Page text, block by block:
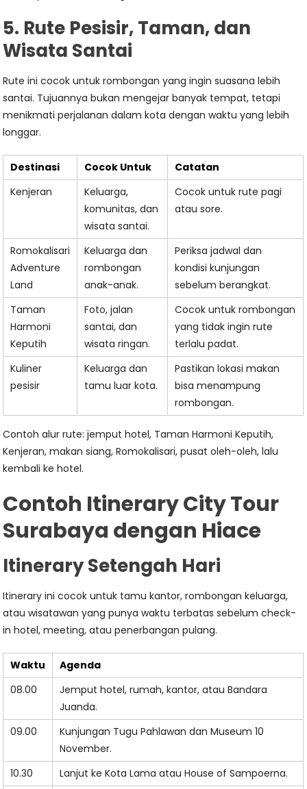
5. Rute Pesisir, Taman, dan
Wisata Santai
Rute ini cocok untuk rombongan yang ingin suasana lebih
santai. Tujuannya bukan mengejar banyak tempat, tetapi
menikmati perjalanan dalam kota dengan waktu yang lebih
longgar.
Destinasi Cocok Untuk
Catatan
Kenjeran
Keluarga,
komunitas, dan
wisata santai.
Cocok untuk rute pagi
atau sore.
Romokalisari
Adventure
Land
Keluarga dan
rombongan
anak-anak.
Periksa jadwal dan
kondisi kunjungan
sebelum berangkat.
Taman
Harmoni
Keputih
Foto, jalan
santai, dan
wisata ringan.
Cocok untuk rombongan
yang tidak ingin rute
terlalu padat.
Kuliner
pesisir
Keluarga dan
tamu luar kota.
Pastikan lokasi makan
bisa menampung
rombongan.
Contoh alur rute: jemput hotel, Taman Harmoni Keputih,
Kenjeran, makan siang, Romokalisari, pusat oleh-oleh, lalu
kembali ke hotel.
Contoh Itinerary City Tour
Surabaya dengan Hiace
Itinerary Setengah Hari
Itinerary ini cocok untuk tamu kantor, rombongan keluarga,
atau wisatawan yang punya waktu terbatas sebelum check-
in hotel, meeting, atau penerbangan pulang.
Waktu
Agenda
08.00
Jemput hotel, rumah, kantor, atau Bandara
Juanda.
09.00
Kunjungan Tugu Pahlawan dan Museum 10
November.
10.30
Lanjut ke Kota Lama atau House of Sampoerna.